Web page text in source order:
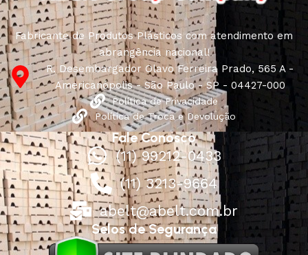
Fabricante de Produtos Plásticos com atendimento em
abrangência nacional!
R. Desembargador Olavo Ferreira Prado, 565 A -
Americanópolis - São Paulo - SP - 04427-000
Política de Privacidade
Política de Troca e Devolução
Fale Conosco
(11) 99212-0433
(11) 3213-9664
abelt@abelt.com.br
Selos de Segurança